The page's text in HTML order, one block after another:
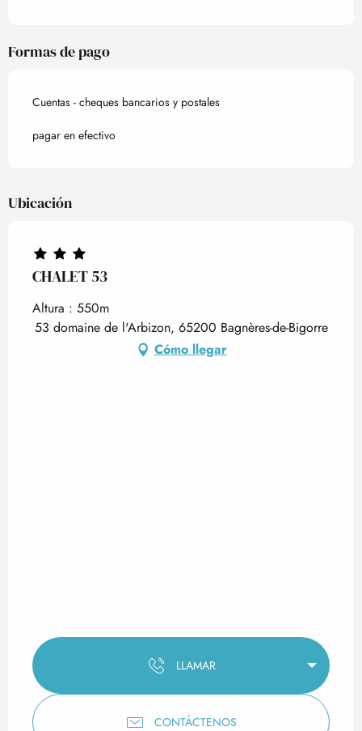
Formas de pago
Cuentas - cheques bancarios y postales
pagar en efectivo
Ubicación
CHALET 53
Altura : 550m
53 domaine de l'Arbizon, 65200 Bagnères-de-Bigorre
Cómo llegar
LLAMAR
CONTÁCTENOS